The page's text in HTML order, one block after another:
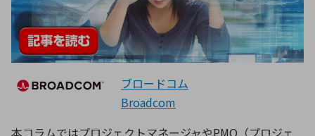
ブロードコム
Broadcom
本コラムではプロジェクトマネージャやPMO（プロジェ